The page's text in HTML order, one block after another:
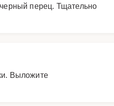
перец. Тщательно
Выложите